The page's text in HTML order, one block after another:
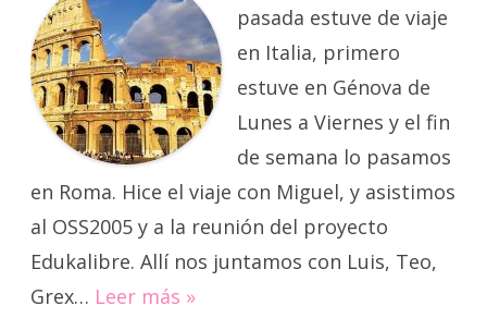
pasada estuve de viaje
en Italia, primero
estuve en Génova de
Lunes a Viernes y el fin
de semana lo pasamos
en Roma. Hice el viaje con Miguel, y asistimos
al OSS2005 y a la reunión del proyecto
Edukalibre. Allí nos juntamos con Luis, Teo,
Grex… Leer más »